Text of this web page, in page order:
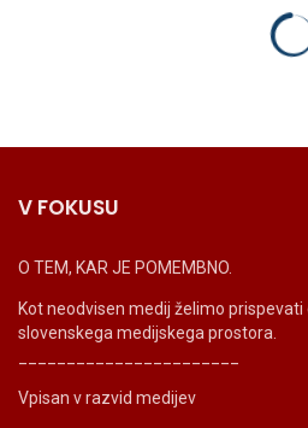
V FOKUSU
O TEM, KAR JE POMEMBNO.
Kot neodvisen medij želimo
slovenskega medijskega prostora.
Vpisan v razvid medijev